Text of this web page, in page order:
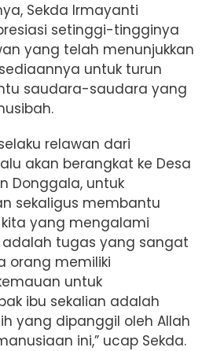
Sekda Irmayanti
setinggi-tingginya
yang telah menunjukkan
untuk turun
saudara-saudara yang
relawan dari
akan berangkat ke Desa
Donggala, untuk
sekaligus membantu
yang mengalami
adalah tugas yang sangat
orang memiliki
untuk
ibu sekalian adalah
yang dipanggil oleh Allah
ini,” ucap Sekda.